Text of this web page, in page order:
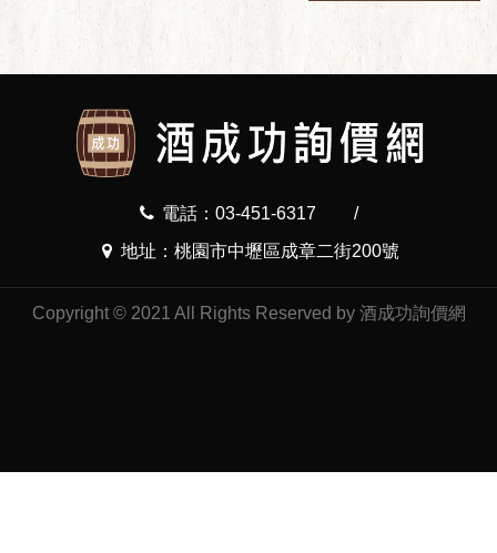
電話：03-451-6317
/
地址：桃園市中壢區成章二街200號
Copyright © 2021 All Rights Reserved by 酒成功詢價網